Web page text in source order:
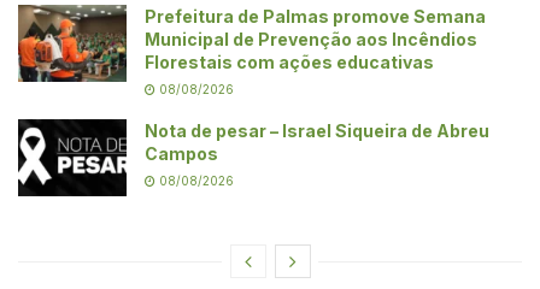
Prefeitura de Palmas promove Semana
Municipal de Prevenção aos Incêndios
Florestais com ações educativas
08/08/2026
Nota de pesar – Israel Siqueira de Abreu
Campos
08/08/2026